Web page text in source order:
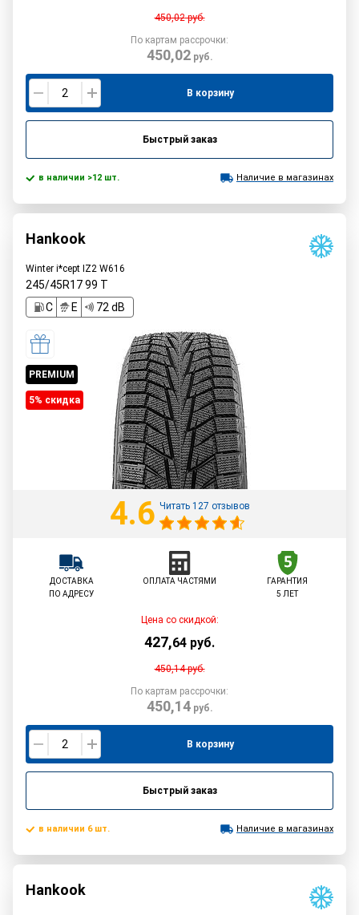
450,02руб.
По картам рассрочки:
450,02руб.
В корзину
Быстрый заказ
в наличии >12 шт. Наличие в магазинах
Hankook
Winter i*cept IZ2 W616
245/45R1799 T
C
E 72 dB
PREMIUM
5% cкидка
4.6 Читать 127 отзывов
ДОСТАВКА
ПО АДРЕСУ
ОПЛАТА ЧАСТЯМИ
ГАРАНТИЯ
5 ЛЕТ
Цена со скидкой:
427,64 руб.
450,14руб.
По картам рассрочки:
450,14руб.
В корзину
Быстрый заказ
в наличии 6 шт. Наличие в магазинах
Hankook